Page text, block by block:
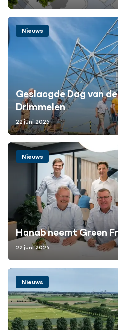
Geslaagde Dag van
Drimmelen
Nieuws
22 juni 2026
Hanab neemt Green
Nieuws
22 juni 2026
Nieuws